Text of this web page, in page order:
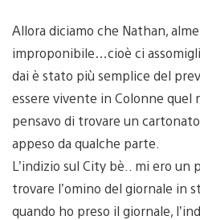
Allora diciamo che Nathan,
improponibile…cioè ci
dai è stato più semplice del
essere vivente in Colonne quel
pensavo di trovare un
appeso da qualche parte.
L’indizio sul City bè.. mi ero un
trovare l’omino del giornale in
quando ho preso il giornale,